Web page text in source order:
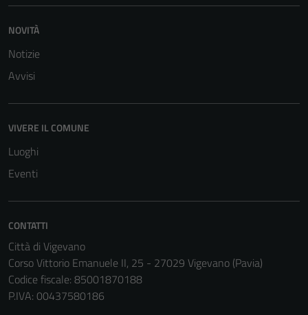
NOVITÀ
Notizie
Avvisi
VIVERE IL COMUNE
Luoghi
Eventi
CONTATTI
Città di Vigevano
Corso Vittorio Emanuele II, 25 - 27029 Vigevano (Pavia)
Codice fiscale: 85001870188
P.IVA: 00437580186